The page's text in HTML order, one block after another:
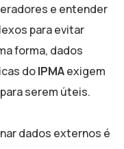
e entender
para evitar
forma, dados
doIPMAexigem
serem úteis.
dados externos é